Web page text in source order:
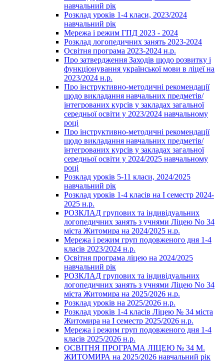
навчальний рік
Розклад уроків 1-4 класи, 2023/2024
навчальний рік
Мережа і режим ГПД 2023 - 2024
Розклад логопедичних занять 2023-2024
Освітня програма 2023-2024 н.р.
Про затвердження Заходів щодо розвитку і
функціонування української мови в ліцеї на
2023/2024 н.р.
Про інструктивно-методичні рекомендації
щодо викладання навчальних предметів/
інтегрованих курсів у закладах загальної
середньої освіти у 2023/2024 навчальному
році
Про інструктивно-методичні рекомендації
щодо викладання навчальних предметів/
інтегрованих курсів у закладах загальної
середньої освіти у 2024/2025 навчальному
році
Розклад уроків 5-11 класи, 2024/2025
навчальний рік
Розклад уроків 1-4 класів на І семестр 2024-
2025 н.р.
РОЗКЛАД групових та індивідуальних
логопедичних занять з учнями Ліцею No 34
міста Житомира на 2024/2025 н.р.
Мережа і режим груп подовженого дня 1-4
класів 2023/2024 н.р.
Освітня програма ліцею на 2024/2025
навчальний рік
РОЗКЛАД групових та індивідуальних
логопедичних занять з учнями Ліцею No 34
міста Житомира на 2025/2026 н.р.
Розклад уроків на 2025/2026 н.р.
Розклад уроків 1-4 класів Ліцею № 34 міста
Житомира на І семестр 2025/2026 н.р.
Мережа і режим груп подовженого дня 1-4
класів 2025/2026 н.р.
ОСВІТНЯ ПРОГРАМА ЛІЦЕЮ № 34 М.
ЖИТОМИРА на 2025/2026 навчальний рік